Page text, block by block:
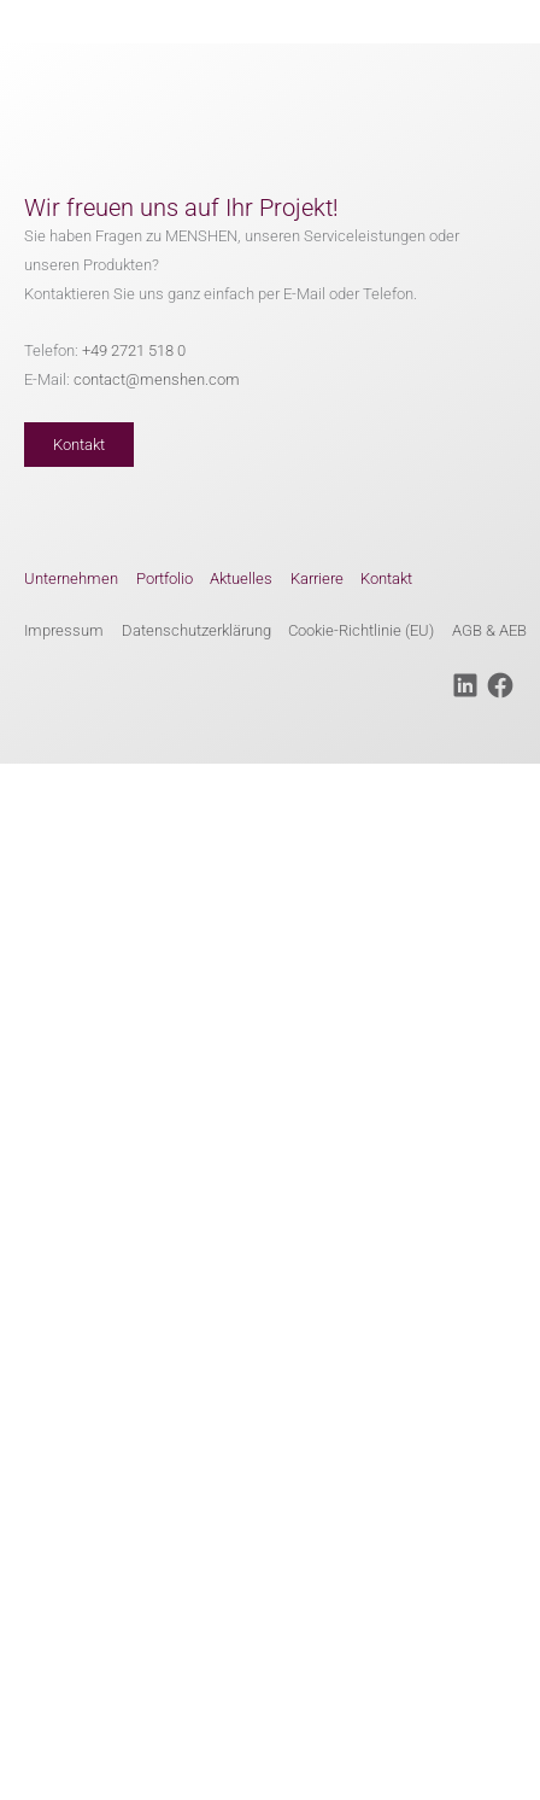
Wir freuen uns auf Ihr Projekt!
Sie haben Fragen zu MENSHEN, unseren Serviceleistungen oder
unseren Produkten?
Kontaktieren Sie uns ganz einfach per E-Mail oder Telefon.
Telefon: +49 2721 518 0
E-Mail: contact@menshen.com
Kontakt
Unternehmen Portfolio Aktuelles Karriere Kontakt
Impressum Datenschutzerklärung Cookie-Richtlinie (EU) AGB & AEB